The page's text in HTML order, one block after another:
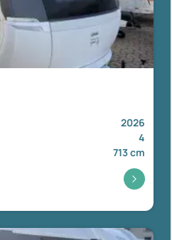
2026
4
713 cm